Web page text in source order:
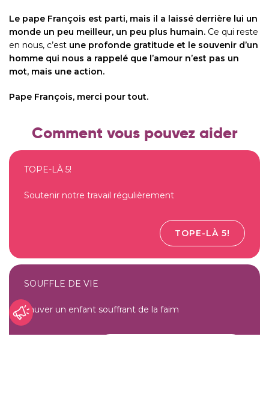
Le pape François est parti, mais il a laissé derrière lui un
monde un peu meilleur, un peu plus humain. Ce qui reste
en nous, c’est une profonde gratitude et le souvenir d’un
homme qui nous a rappelé que l’amour n’est pas un
mot, mais une action.
Pape François, merci pour tout.
Comment vous pouvez aider
TOPE-LÀ 5!
Soutenir notre travail régulièrement
TOPE-LÀ 5!
SOUFFLE DE VIE
Sauver un enfant souffrant de la faim